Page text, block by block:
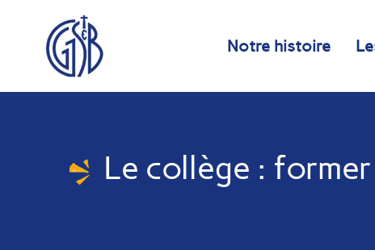
content
Notre histoire
Le collège :
Panneau de gestion des cookies